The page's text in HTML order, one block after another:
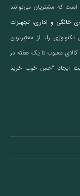
است که مشتریان می‌توانند
خانگی و اداری،تجهیزات
را، از معتبرترین
کالای معیوب تا یک هفته در
ایجاد “حس خوب خرید